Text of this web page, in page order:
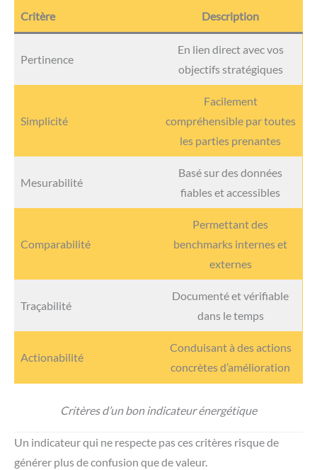
Critère Description
Pertinence
En lien direct avec vos
objectifs stratégiques
Simplicité
Facilement
compréhensible par toutes
les parties prenantes
Mesurabilité
Basé sur des données
fiables et accessibles
Comparabilité
Permettant des
benchmarks internes et
externes
Traçabilité
Documenté et vérifiable
dans le temps
Actionabilité
Conduisant à des actions
concrètes d’amélioration
Critères d’un bon indicateur énergétique
Un indicateur qui ne respecte pas ces critères risque de
générer plus de confusion que de valeur.